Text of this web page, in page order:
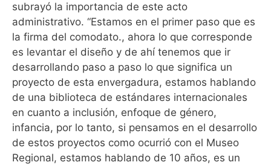
subrayó la importancia de este acto
administrativo. “Estamos en el primer paso que es
la firma del comodato., ahora lo que corresponde
es levantar el diseño y de ahí tenemos que ir
desarrollando paso a paso lo que significa un
proyecto de esta envergadura, estamos hablando
de una biblioteca de estándares internacionales
en cuanto a inclusión, enfoque de género,
infancia, por lo tanto, si pensamos en el desarrollo
de estos proyectos como ocurrió con el Museo
Regional, estamos hablando de 10 años, es un